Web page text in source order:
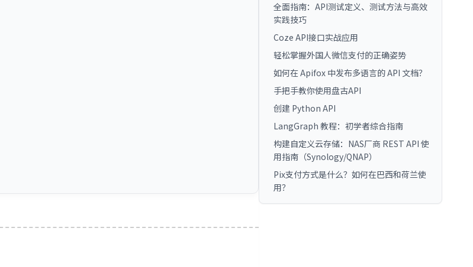
全面指南：API测试定义、测试方法与高效
实践技巧
Coze API接口实战应用
轻松掌握外国人微信支付的正确姿势
如何在 Apifox 中发布多语言的 API 文档？
手把手教你使用盘古API
创建 Python API
LangGraph 教程：初学者综合指南
构建自定义云存储：NAS厂商 REST API 使
用指南（Synology/QNAP）
Pix支付方式是什么？如何在巴西和荷兰使
用？